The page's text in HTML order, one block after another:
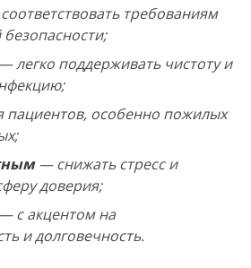
требованиям
легко поддерживать чистоту и
особенно пожилых
— снижать стресс и
доверия;
с акцентом на
и долговечность.